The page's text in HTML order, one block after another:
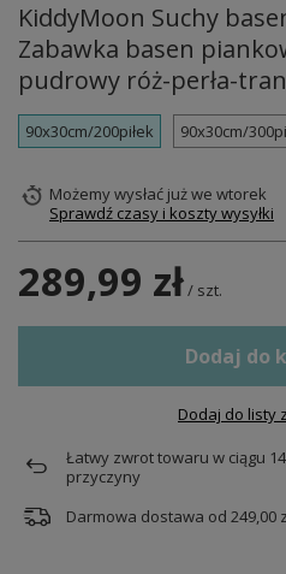
KiddyMoon Suchy
Zabawka basen
pudrowy róż-perła-
90x30cm/200piłek 90x30cm/
Możemy wysłać jużwe wtorek
Sprawdź czasy i koszty wysyłki
289,99 zł/ szt.
Dodaj do
Dodaj do listy
Łatwy zwrot towaru w ciągu 14
przyczyny
Darmowa dostawa od 249,00